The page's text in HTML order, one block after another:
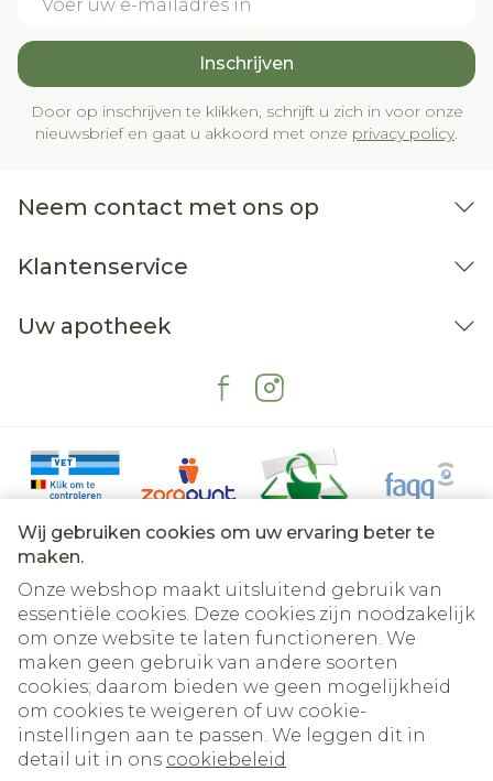
Wij gebruiken cookies om uw ervaring beter te
maken.
Onze webshop maakt uitsluitend gebruik van
essentiële cookies. Deze cookies zijn noodzakelijk
om onze website te laten functioneren. We
maken geen gebruik van andere soorten
cookies; daarom bieden we geen mogelijkheid
om cookies te weigeren of uw cookie-
instellingen aan te passen. We leggen dit in
detail uit in ons cookiebeleid
Inschrijven
Door op inschrijven te klikken, schrijft u zich in voor onze
nieuwsbrief en gaat u akkoord met onze privacy policy.
Neem contact met ons op
Klantenservice
Uw apotheek
Juridische links